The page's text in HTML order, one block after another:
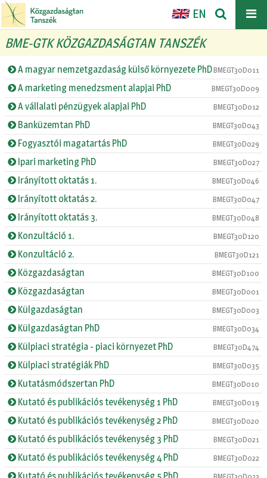
EN
BME-GTK KÖZGAZDASÁGTAN TANSZÉK
A magyar nemzetgazdaság külső környezete PhDBMEGT30D011
A marketing menedzsment alapjai PhD BMEGT30D009
A vállalati pénzügyek alapjai PhD BMEGT30D012
Banküzemtan PhD BMEGT30D043
Fogyasztói magatartás PhD BMEGT30D029
Ipari marketing PhD BMEGT30D027
Irányított oktatás 1. BMEGT30D046
Irányított oktatás 2. BMEGT30D047
Irányított oktatás 3. BMEGT30D048
Konzultáció 1. BMEGT30D120
Konzultáció 2. BMEGT30D121
Közgazdaságtan BMEGT30D100
Közgazdaságtan BMEGT30D001
Külgazdaságtan BMEGT30D003
Külgazdaságtan PhD BMEGT30D034
Külpiaci stratégia - piaci környezet PhD BMEGT30D474
Külpiaci stratégiák PhD BMEGT30D035
Kutatásmódszertan PhD BMEGT30D010
Kutató és publikációs tevékenység 1 PhD BMEGT30D019
Kutató és publikációs tevékenység 2 PhD BMEGT30D020
Kutató és publikációs tevékenység 3 PhD BMEGT30D021
Kutató és publikációs tevékenység 4 PhD BMEGT30D022